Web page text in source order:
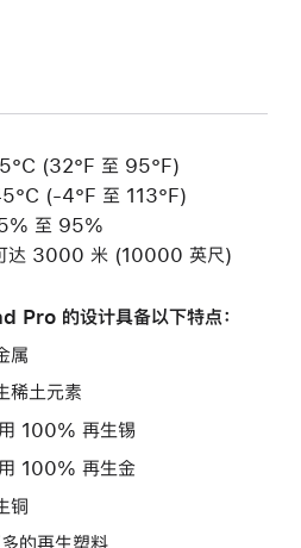
(32°F 至 95°F)
(-4°F 至 113°F)
5% 至 95%
可达 3000 米 (10000 英尺)
Pro 的设计具备以下特点：
属
稀土元素
100% 再生锡
100% 再生金
铜
的再生塑料